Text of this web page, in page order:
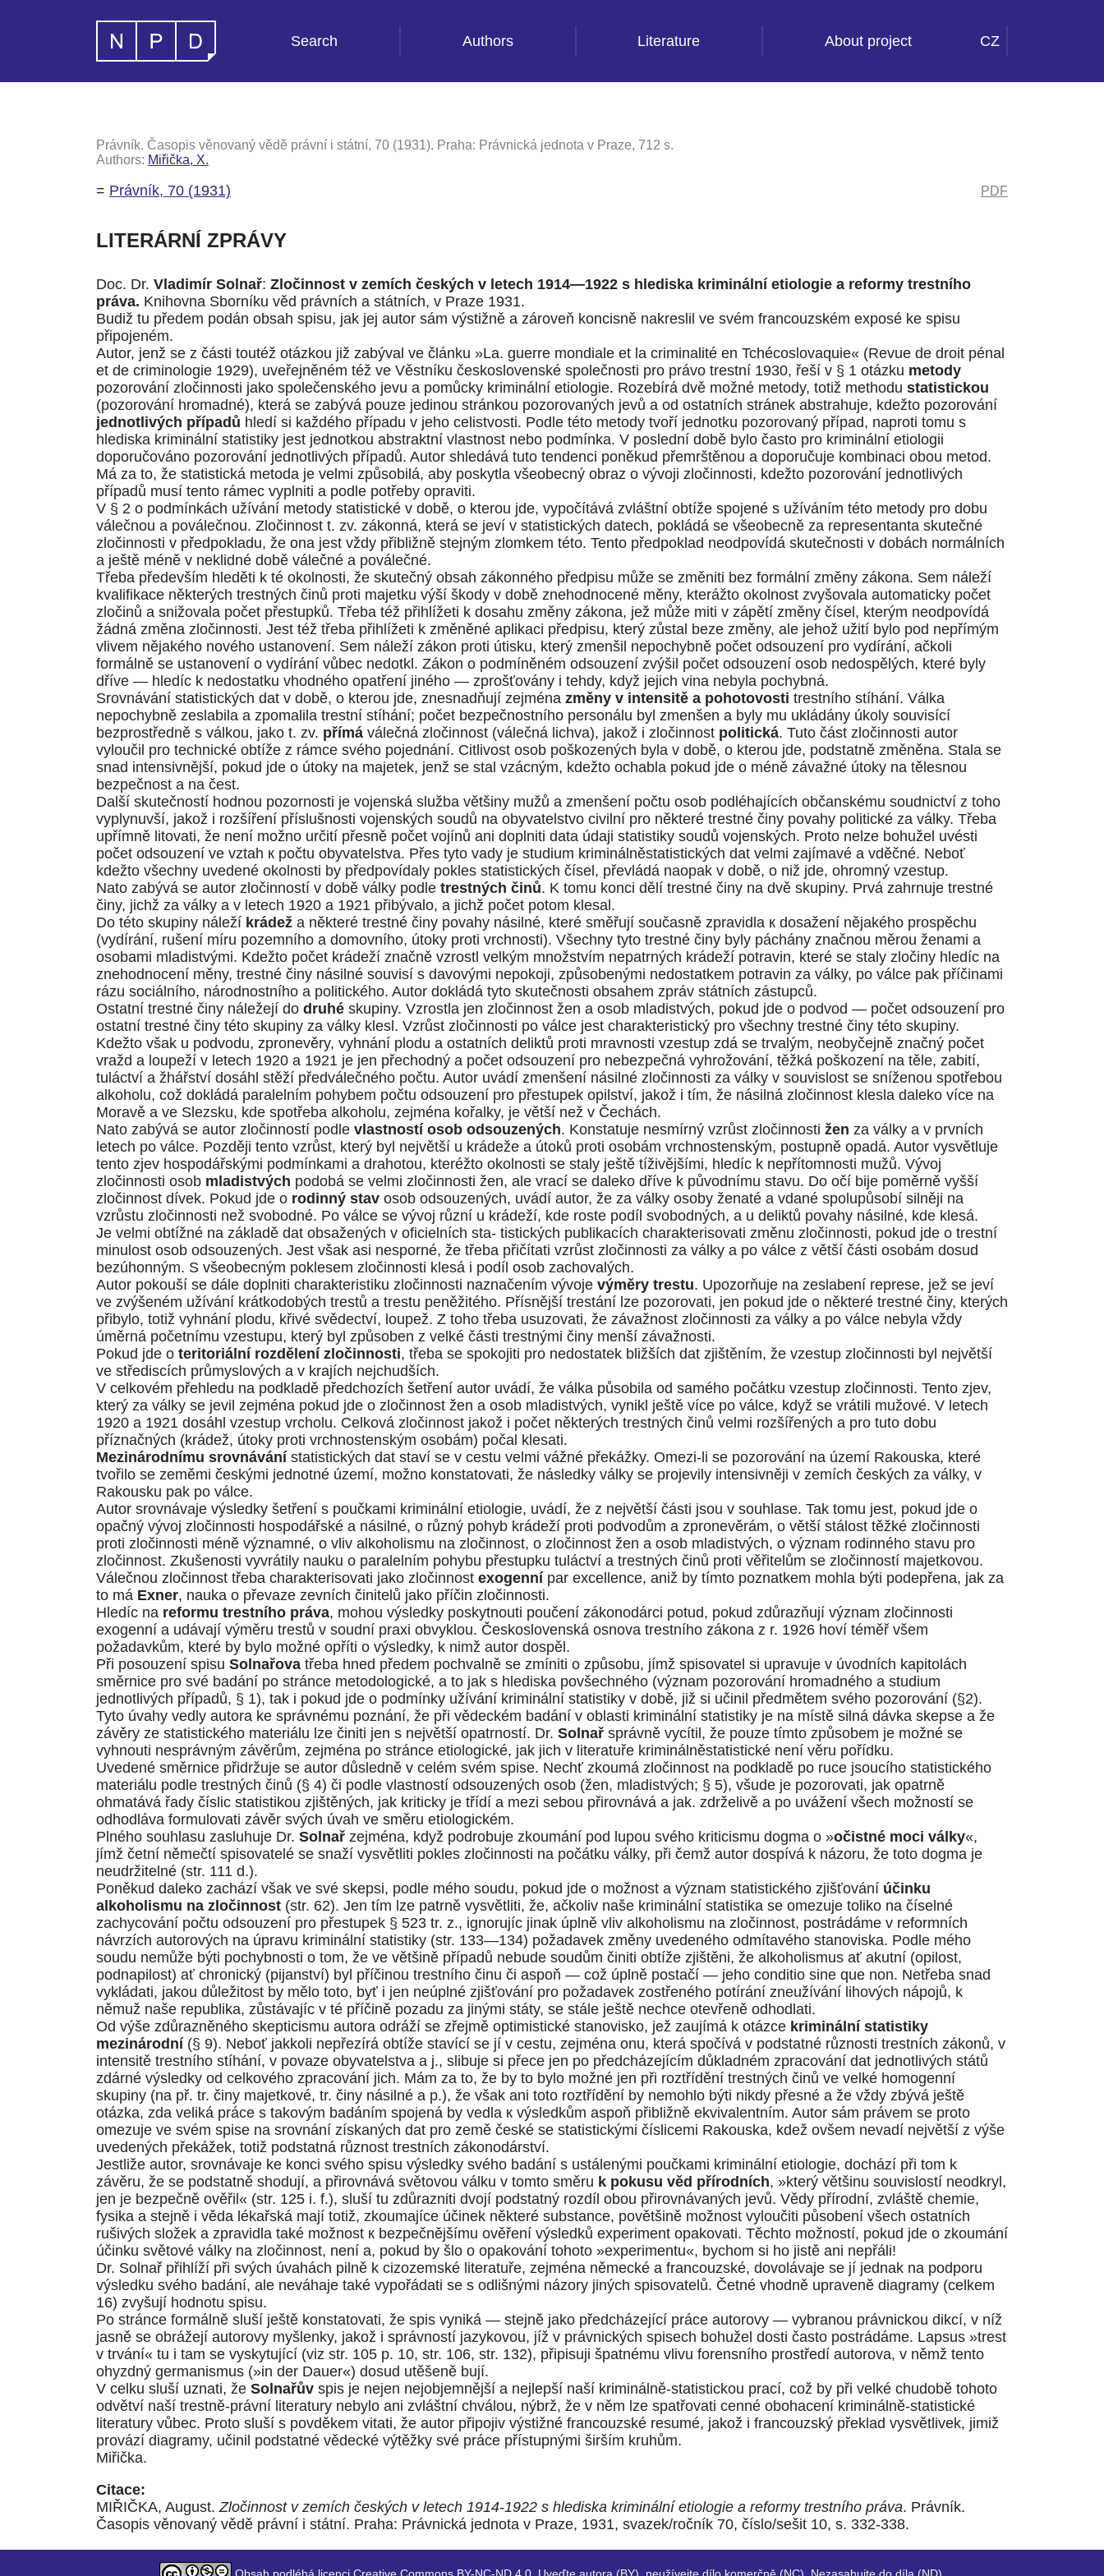
Search Authors Literature About project CZ
Právník. Časopis věnovaný vědě právní i státní, 70 (1931). Praha: Právnická jednota v Praze, 712 s.
Authors: Miřička, X.
= Právník, 70 (1931) PDF
LITERÁRNÍ ZPRÁVY
Doc. Dr. Vladimír Solnař: Zločinnost v zemích českých v letech 1914—1922 s hlediska kriminální etiologie a reformy trestního
práva. Knihovna Sborníku věd právních a státních, v Praze 1931.
Budiž tu předem podán obsah spisu, jak jej autor sám výstižně a zároveň koncisně nakreslil ve svém francouzském exposé ke spisu
připojeném.
Autor, jenž se z části toutéž otázkou již zabýval ve článku »La. guerre mondiale et la criminalité en Tchécoslovaquie« (Revue de droit pénal
et de criminologie 1929), uveřejněném též ve Věstníku československé společnosti pro právo trestní 1930, řeší v § 1 otázku metody
pozorování zločinnosti jako společenského jevu a pomůcky kriminální etiologie. Rozebírá dvě možné metody, totiž methodu statistickou
(pozorování hromadné), která se zabývá pouze jedinou stránkou pozorovaných jevů a od ostatních stránek abstrahuje, kdežto pozorování
jednotlivých případů hledí si každého případu v jeho celistvosti. Podle této metody tvoří jednotku pozorovaný případ, naproti tomu s
hlediska kriminální statistiky jest jednotkou abstraktní vlastnost nebo podmínka. V poslední době bylo často pro kriminální etiologii
doporučováno pozorování jednotlivých případů. Autor shledává tuto tendenci poněkud přemrštěnou a doporučuje kombinaci obou metod.
Má za to, že statistická metoda je velmi způsobilá, aby poskytla všeobecný obraz o vývoji zločinnosti, kdežto pozorování jednotlivých
případů musí tento rámec vyplniti a podle potřeby opraviti.
V § 2 o podmínkách užívání metody statistické v době, o kterou jde, vypočítává zvláštní obtíže spojené s užíváním této metody pro dobu
válečnou a poválečnou. Zločinnost t. zv. zákonná, která se jeví v statistických datech, pokládá se všeobecně za representanta skutečné
zločinnosti v předpokladu, že ona jest vždy přibližně stejným zlomkem této. Tento předpoklad neodpovídá skutečnosti v dobách normálních
a ještě méně v neklidné době válečné a poválečné.
Třeba především hleděti k té okolnosti, že skutečný obsah zákonného předpisu může se změniti bez formální změny zákona. Sem náleží
kvalifikace některých trestných činů proti majetku výší škody v době znehodnocené měny, kterážto okolnost zvyšovala automaticky počet
zločinů a snižovala počet přestupků. Třeba též přihlížeti k dosahu změny zákona, jež může miti v zápětí změny čísel, kterým neodpovídá
žádná změna zločinnosti. Jest též třeba přihlížeti k změněné aplikaci předpisu, který zůstal beze změny, ale jehož užití bylo pod nepřímým
vlivem nějakého nového ustanovení. Sem náleží zákon proti útisku, který zmenšil nepochybně počet odsouzení pro vydírání, ačkoli
formálně se ustanovení o vydírání vůbec nedotkl. Zákon o podmíněném odsouzení zvýšil počet odsouzení osob nedospělých, které byly
dříve — hledíc k nedostatku vhodného opatření jiného — zprošťovány i tehdy, když jejich vina nebyla pochybná.
Srovnávání statistických dat v době, o kterou jde, znesnadňují zejména změny v intensitě a pohotovosti trestního stíhání. Válka
nepochybně zeslabila a zpomalila trestní stíhání; počet bezpečnostního personálu byl zmenšen a byly mu ukládány úkoly souvisící
bezprostředně s válkou, jako t. zv. přímá válečná zločinnost (válečná lichva), jakož i zločinnost politická. Tuto část zločinnosti autor
vyloučil pro technické obtíže z rámce svého pojednání. Citlivost osob poškozených byla v době, o kterou jde, podstatně změněna. Stala se
snad intensivnější, pokud jde o útoky na majetek, jenž se stal vzácným, kdežto ochabla pokud jde o méně závažné útoky na tělesnou
bezpečnost a na čest.
Další skutečností hodnou pozornosti je vojenská služba většiny mužů a zmenšení počtu osob podléhajících občanskému soudnictví z toho
vyplynuvší, jakož i rozšíření příslušnosti vojenských soudů na obyvatelstvo civilní pro některé trestné činy povahy politické za války. Třeba
upřímně litovati, že není možno určití přesně počet vojínů ani doplniti data údaji statistiky soudů vojenských. Proto nelze bohužel uvésti
počet odsouzení ve vztah к počtu obyvatelstva. Přes tyto vady je studium kriminálněstatistických dat velmi zajímavé a vděčné. Neboť
kdežto všechny uvedené okolnosti by předpovídaly pokles statistických čísel, převládá naopak v době, o niž jde, ohromný vzestup.
Nato zabývá se autor zločinností v době války podle trestných činů. K tomu konci dělí trestné činy na dvě skupiny. Prvá zahrnuje trestné
činy, jichž za války a v letech 1920 a 1921 přibývalo, a jichž počet potom klesal.
Do této skupiny náleží krádež a některé trestné činy povahy násilné, které směřují současně zpravidla к dosažení nějakého prospěchu
(vydírání, rušení míru pozemního a domovního, útoky proti vrchnosti). Všechny tyto trestné činy byly páchány značnou měrou ženami a
osobami mladistvými. Kdežto počet krádeží značně vzrostl velkým množstvím nepatrných krádeží potravin, které se staly zločiny hledíc na
znehodnocení měny, trestné činy násilné souvisí s davovými nepokoji, způsobenými nedostatkem potravin za války, po válce pak příčinami
rázu sociálního, národnostního a politického. Autor dokládá tyto skutečnosti obsahem zpráv státních zástupců.
Ostatní trestné činy náležejí do druhé skupiny. Vzrostla jen zločinnost žen a osob mladistvých, pokud jde o podvod — počet odsouzení pro
ostatní trestné činy této skupiny za války klesl. Vzrůst zločinnosti po válce jest charakteristický pro všechny trestné činy této skupiny.
Kdežto však u podvodu, zpronevěry, vyhnání plodu a ostatních deliktů proti mravnosti vzestup zdá se trvalým, neobyčejně značný počet
vražd a loupeží v letech 1920 a 1921 je jen přechodný a počet odsouzení pro nebezpečná vyhrožování, těžká poškození na těle, zabití,
tuláctví a žhářství dosáhl stěží předválečného počtu. Autor uvádí zmenšení násilné zločinnosti za války v souvislost se sníženou spotřebou
alkoholu, což dokládá paralelním pohybem počtu odsouzení pro přestupek opilství, jakož i tím, že násilná zločinnost klesla daleko více na
Moravě a ve Slezsku, kde spotřeba alkoholu, zejména kořalky, je větší než v Čechách.
Nato zabývá se autor zločinností podle vlastností osob odsouzených. Konstatuje nesmírný vzrůst zločinnosti žen za války a v prvních
letech po válce. Později tento vzrůst, který byl největší u krádeže a útoků proti osobám vrchnostenským, postupně opadá. Autor vysvětluje
tento zjev hospodářskými podmínkami a drahotou, kteréžto okolnosti se staly ještě tíživějšími, hledíc k nepřítomnosti mužů. Vývoj
zločinnosti osob mladistvých podobá se velmi zločinnosti žen, ale vrací se daleko dříve k původnímu stavu. Do očí bije poměrně vyšší
zločinnost dívek. Pokud jde o rodinný stav osob odsouzených, uvádí autor, že za války osoby ženaté a vdané spolupůsobí silněji na
vzrůstu zločinnosti než svobodné. Po válce se vývoj různí u krádeží, kde roste podíl svobodných, a u deliktů povahy násilné, kde klesá.
Je velmi obtížné na základě dat obsažených v oficielních sta- tistických publikacích charakterisovati změnu zločinnosti, pokud jde o trestní
minulost osob odsouzených. Jest však asi nesporné, že třeba přičítati vzrůst zločinnosti za války a po válce z větší části osobám dosud
bezúhonným. S všeobecným poklesem zločinnosti klesá i podíl osob zachovalých.
Autor pokouší se dále doplniti charakteristiku zločinnosti naznačením vývoje výměry trestu. Upozorňuje na zeslabení represe, jež se jeví
ve zvýšeném užívání krátkodobých trestů a trestu peněžitého. Přísnější trestání lze pozorovati, jen pokud jde o některé trestné činy, kterých
přibylo, totiž vyhnání plodu, křivé svědectví, loupež. Z toho třeba usuzovati, že závažnost zločinnosti za války a po válce nebyla vždy
úměrná početnímu vzestupu, který byl způsoben z velké části trestnými činy menší závažnosti.
Pokud jde o teritoriální rozdělení zločinnosti, třeba se spokojiti pro nedostatek bližších dat zjištěním, že vzestup zločinnosti byl největší
ve střediscích průmyslových a v krajích nejchudších.
V celkovém přehledu na podkladě předchozích šetření autor uvádí, že válka působila od samého počátku vzestup zločinnosti. Tento zjev,
který za války se jevil zejména pokud jde o zločinnost žen a osob mladistvých, vynikl ještě více po válce, když se vrátili mužové. V letech
1920 a 1921 dosáhl vzestup vrcholu. Celková zločinnost jakož i počet některých trestných činů velmi rozšířených a pro tuto dobu
příznačných (krádež, útoky proti vrchnostenským osobám) počal klesati.
Mezinárodnímu srovnávání statistických dat staví se v cestu velmi vážné překážky. Omezi-li se pozorování na území Rakouska, které
tvořilo se zeměmi českými jednotné území, možno konstatovati, že následky války se projevily intensivněji v zemích českých za války, v
Rakousku pak po válce.
Autor srovnávaje výsledky šetření s poučkami kriminální etiologie, uvádí, že z největší části jsou v souhlase. Tak tomu jest, pokud jde o
opačný vývoj zločinnosti hospodářské a násilné, o různý pohyb krádeží proti podvodům a zpronevěrám, o větší stálost těžké zločinnosti
proti zločinnosti méně významné, o vliv alkoholismu na zločinnost, o zločinnost žen a osob mladistvých, o význam rodinného stavu pro
zločinnost. Zkušenosti vyvrátily nauku o paralelním pohybu přestupku tuláctví a trestných činů proti věřitelům se zločinností majetkovou.
Válečnou zločinnost třeba charakterisovati jako zločinnost exogenní par excellence, aniž by tímto poznatkem mohla býti podepřena, jak za
to má Exner, nauka o převaze zevních činitelů jako příčin zločinnosti.
Hledíc na reformu trestního práva, mohou výsledky poskytnouti poučení zákonodárci potud, pokud zdůrazňují význam zločinnosti
exogenní a udávají výměru trestů v soudní praxi obvyklou. Československá osnova trestního zákona z r. 1926 hoví téměř všem
požadavkům, které by bylo možné opříti o výsledky, k nimž autor dospěl.
Při posouzení spisu Solnařova třeba hned předem pochvalně se zmíniti o způsobu, jímž spisovatel si upravuje v úvodních kapitolách
směrnice pro své badání po stránce metodologické, a to jak s hlediska povšechného (význam pozorování hromadného a studium
jednotlivých případů, § 1), tak i pokud jde o podmínky užívání kriminální statistiky v době, již si učinil předmětem svého pozorování (§2).
Tyto úvahy vedly autora ke správnému poznání, že při vědeckém badání v oblasti kriminální statistiky je na místě silná dávka skepse a že
závěry ze statistického materiálu lze činiti jen s největší opatrností. Dr. Solnař správně vycítil, že pouze tímto způsobem je možné se
vyhnouti nesprávným závěrům, zejména po stránce etiologické, jak jich v literatuře kriminálněstatistické není věru pořídku.
Uvedené směrnice přidržuje se autor důsledně v celém svém spise. Nechť zkoumá zločinnost na podkladě po ruce jsoucího statistického
materiálu podle trestných činů (§ 4) či podle vlastností odsouzených osob (žen, mladistvých; § 5), všude je pozorovati, jak opatrně
ohmatává řady číslic statistikou zjištěných, jak kriticky je třídí a mezi sebou přirovnává a jak. zdrželivě a po uvážení všech možností se
odhodláva formulovati závěr svých úvah ve směru etiologickém.
Plného souhlasu zasluhuje Dr. Solnař zejména, když podrobuje zkoumání pod lupou svého kriticismu dogma o »očistné moci války«,
jímž četní němečtí spisovatelé se snaží vysvětliti pokles zločinnosti na počátku války, při čemž autor dospívá k názoru, že toto dogma je
neudržitelné (str. 111 d.).
Poněkud daleko zachází však ve své skepsi, podle mého soudu, pokud jde o možnost a význam statistického zjišťování účinku
alkoholismu na zločinnost (str. 62). Jen tím lze patrně vysvětliti, že, ačkoliv naše kriminální statistika se omezuje toliko na číselné
zachycování počtu odsouzení pro přestupek § 523 tr. z., ignorujíc jinak úplně vliv alkoholismu na zločinnost, postrádáme v reformních
návrzích autorových na úpravu kriminální statistiky (str. 133—134) požadavek změny uvedeného odmítavého stanoviska. Podle mého
soudu nemůže býti pochybnosti o tom, že ve většině případů nebude soudům činiti obtíže zjištěni, že alkoholismus ať akutní (opilost,
podnapilost) ať chronický (pijanství) byl příčinou trestního činu či aspoň — což úplně postačí — jeho conditio sine que non. Netřeba snad
vykládati, jakou důležitost by mělo toto, byť i jen neúplné zjišťování pro požadavek zostřeného potírání zneužívání lihových nápojů, k
němuž naše republika, zůstávajíc v té příčině pozadu za jinými státy, se stále ještě nechce otevřeně odhodlati.
Od výše zdůrazněného skepticismu autora odráží se zřejmě optimistické stanovisko, jež zaujímá k otázce kriminální statistiky
mezinárodní (§ 9). Neboť jakkoli nepřezírá obtíže stavící se jí v cestu, zejména onu, která spočívá v podstatné různosti trestních zákonů, v
intensitě trestního stíhání, v povaze obyvatelstva a j., slibuje si přece jen po předcházejícím důkladném zpracování dat jednotlivých států
zdárné výsledky od celkového zpracování jich. Mám za to, že by to bylo možné jen při roztřídění trestných činů ve velké homogenní
skupiny (na př. tr. činy majetkové, tr. činy násilné а p.), že však ani toto roztřídění by nemohlo býti nikdy přesné a že vždy zbývá ještě
otázka, zda veliká práce s takovým badáním spojená by vedla к výsledkům aspoň přibližně ekvivalentním. Autor sám právem se proto
omezuje ve svém spise na srovnání získaných dat pro země české se statistickými číslicemi Rakouska, kdež ovšem nevadí největší z výše
uvedených překážek, totiž podstatná různost trestních zákonodárství.
Jestliže autor, srovnávaje ke konci svého spisu výsledky svého badání s ustálenými poučkami kriminální etiologie, dochází při tom k
závěru, že se podstatně shodují, a přirovnává světovou válku v tomto směru k pokusu věd přírodních, »který většinu souvislostí neodkryl,
jen je bezpečně ověřil« (str. 125 i. f.), sluší tu zdůrazniti dvojí podstatný rozdíl obou přirovnávaných jevů. Vědy přírodní, zvláště chemie,
fysika a stejně i věda lékařská mají totiž, zkoumajíce účinek některé substance, povětšině možnost vyloučiti působení všech ostatních
rušivých složek a zpravidla také možnost к bezpečnějšímu ověření výsledků experiment opakovati. Těchto možností, pokud jde o zkoumání
účinku světové války na zločinnost, není a, pokud by šlo o opakování tohoto »experimentu«, bychom si ho jistě ani nepřáli!
Dr. Solnař přihlíží při svých úvahách pilně k cizozemské literatuře, zejména německé a francouzské, dovolávaje se jí jednak na podporu
výsledku svého badání, ale neváhaje také vypořádati se s odlišnými názory jiných spisovatelů. Četné vhodně upraveně diagramy (celkem
16) zvyšují hodnotu spisu.
Po stránce formálně sluší ještě konstatovati, že spis vyniká — stejně jako předcházející práce autorovy — vybranou právnickou dikcí, v níž
jasně se obrážejí autorovy myšlenky, jakož i správností jazykovou, jíž v právnických spisech bohužel dosti často postrádáme. Lapsus »trest
v trvání« tu i tam se vyskytující (viz str. 105 p. 10, str. 106, str. 132), připisuji špatnému vlivu forensního prostředí autorova, v němž tento
ohyzdný germanismus (»in der Dauer«) dosud utěšeně bují.
V celku sluší uznati, že Solnařův spis je nejen nejobjemnější a nejlepší naší kriminálně-statistickou prací, což by při velké chudobě tohoto
odvětví naší trestně-právní literatury nebylo ani zvláštní chválou, nýbrž, že v něm lze spatřovati cenné obohacení kriminálně-statistické
literatury vůbec. Proto sluší s povděkem vitati, že autor připojiv výstižné francouzské resumé, jakož i francouzský překlad vysvětlivek, jimiž
provází diagramy, učinil podstatné vědecké výtěžky své práce přístupnými širším kruhům.
Miřička.
Citace:
MIŘIČKA, August.Zločinnost v zemích českých v letech 1914-1922 s hlediska kriminální etiologie a reformy trestního práva. Právník.
Časopis věnovaný vědě právní i státní. Praha: Právnická jednota v Praze, 1931, svazek/ročník 70, číslo/sešit 10, s. 332-338.